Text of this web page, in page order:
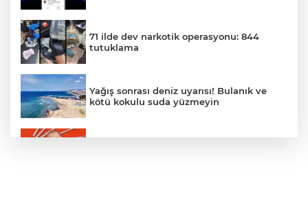
71 ilde dev narkotik operasyonu: 844
tutuklama
Yağış sonrası deniz uyarısı! Bulanık ve
kötü kokulu suda yüzmeyin